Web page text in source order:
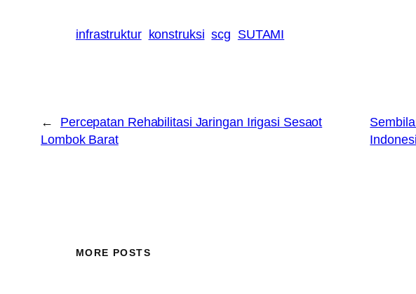
infrastruktur konstruksi scg SUTAMI
←
Percepatan Rehabilitasi Jaringan Irigasi Sesaot
Lombok Barat
MORE POSTS